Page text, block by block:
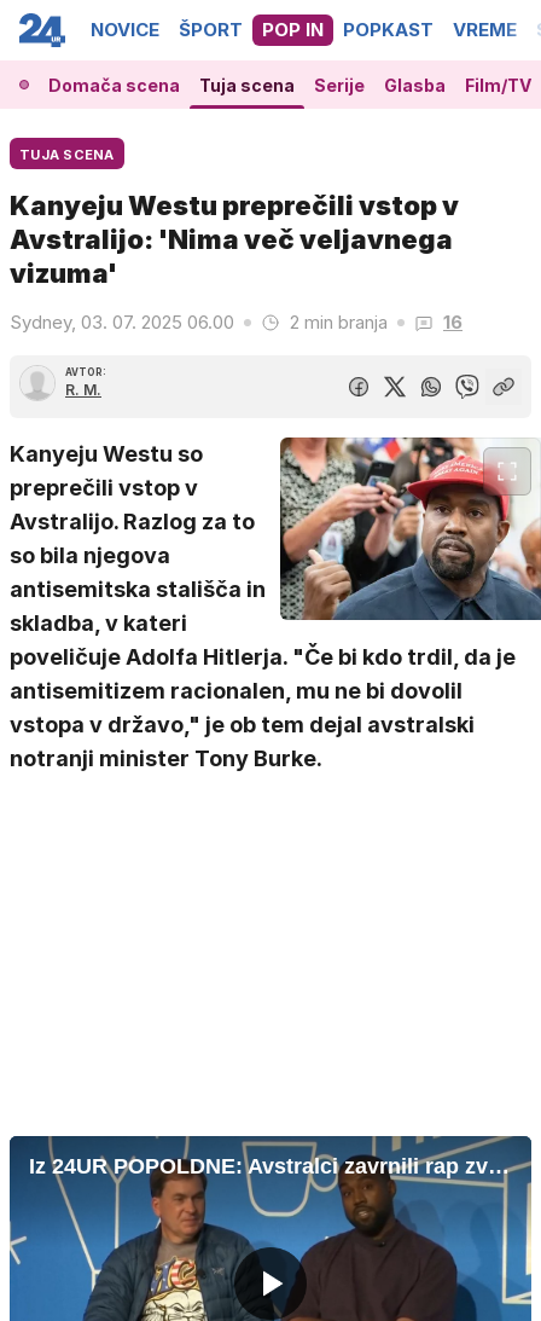
NOVICE ŠPORT POP IN POPKAST VREME
Domača scena Tuja scena Serije Glasba Film/TV
TUJA SCENA
Kanyeju Westu preprečili vstop v
Avstralijo: 'Nima več veljavnega
vizuma'
Sydney, 03. 07. 2025 06.00 2 min branja 16
AVTOR:
R. M.
Kanyeju Westu so
preprečili vstop v
Avstralijo. Razlog za to
so bila njegova
antisemitska stališča in
skladba, v kateri
poveličuje Adolfa Hitlerja. "Če bi kdo trdil, da je
antisemitizem racionalen, mu ne bi dovolil
vstopa v državo," je ob tem dejal avstralski
notranji minister Tony Burke.
Iz 24UR POPOLDNE: Avstralci zavrnili rap zvezdnika